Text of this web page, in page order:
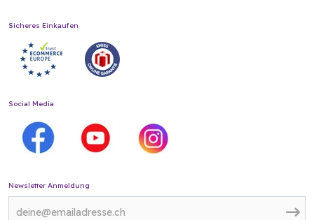
Sicheres Einkaufen
Social Media
Newsletter Anmeldung